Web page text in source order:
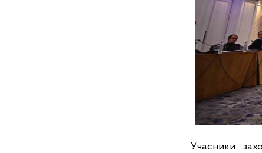
Учасники